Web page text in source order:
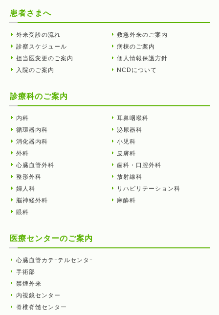
患者さまへ
外来受診の流れ
診察スケジュール
担当医変更のご案内
入院のご案内
救急外来のご案内
病棟のご案内
個人情報保護方針
NCDについて
診療科のご案内
内科
循環器内科
消化器内科
外科
心臓血管外科
整形外科
婦人科
脳神経外科
眼科
耳鼻咽喉科
泌尿器科
小児科
皮膚科
歯科・口腔外科
放射線科
リハビリテーション科
麻酔科
医療センターのご案内
心臓血管カテｰテルセンタｰ
手術部
禁煙外来
内視鏡センター
脊椎脊髄センター